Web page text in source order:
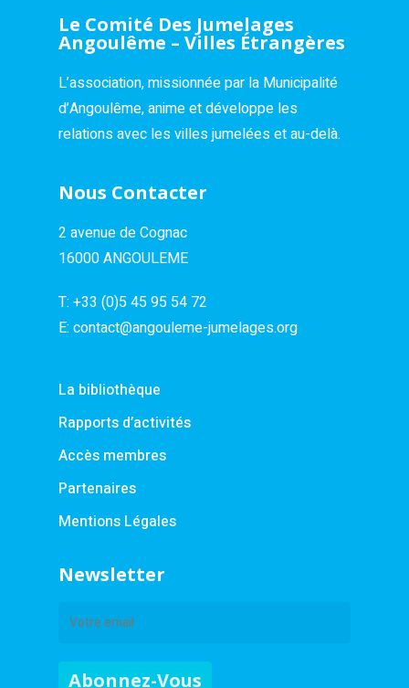
Le Comité Des Jumelages
Angoulême – Villes Étrangères
L’association, missionnée par la Municipalité
d’Angoulême, anime et développe les
relations avec les villes jumelées et au-delà.
Nous Contacter
2 avenue de Cognac
16000 ANGOULEME
T: +33 (0)5 45 95 54 72
E: contact@angouleme-jumelages.org
La bibliothèque
Rapports d’activités
Accès membres
Partenaires
Mentions Légales
Newsletter